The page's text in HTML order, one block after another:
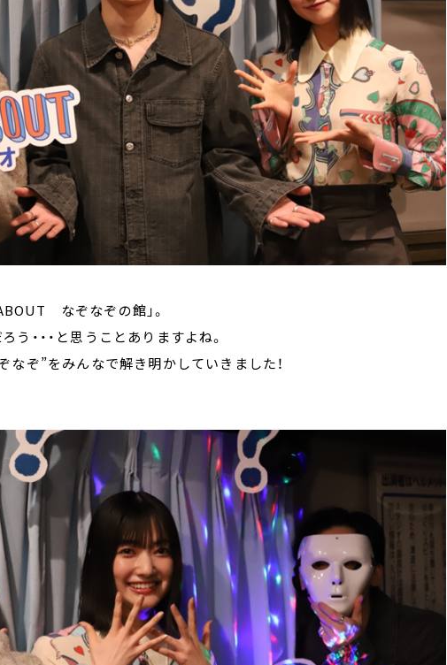
なぞなぞの館」。
・・・と思うことありますよね。
なぞ”をみんなで解き明かしていきました！